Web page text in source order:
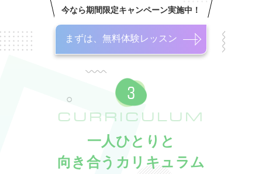
今なら期間限定キャンペーン実施中！
まずは、無料体験レッスン
CURRICULUM
一人ひとりと
向き合うカリキュラム